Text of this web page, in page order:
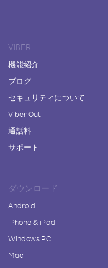
VIBER
機能紹介
ブログ
セキュリティについて
Viber Out
通話料
サポート
ダウンロード
Android
iPhone & iPad
Windows PC
Mac